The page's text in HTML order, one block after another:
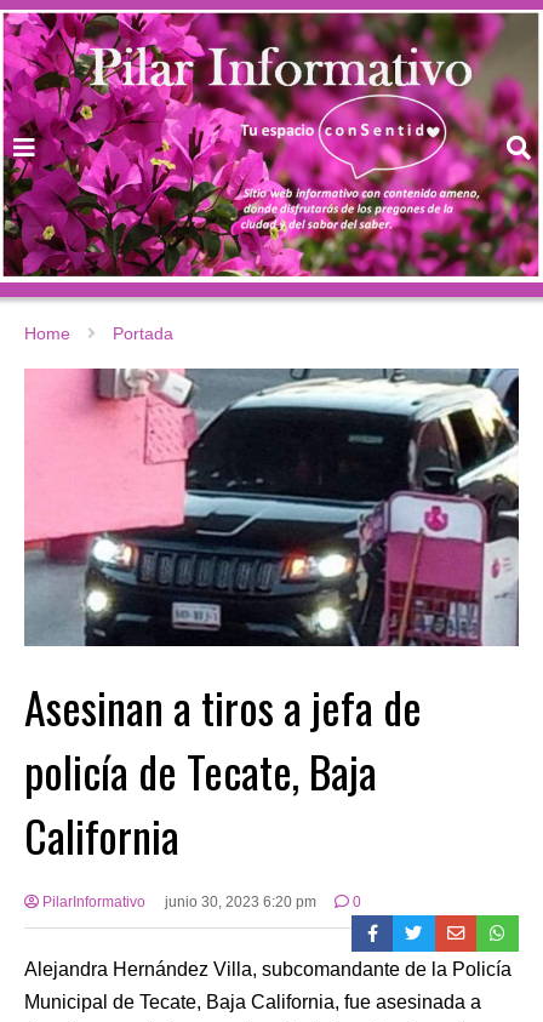
Home Portada
Asesinan a tiros a jefa de
policía de Tecate, Baja
California
PilarInformativo junio 30, 2023 6:20 pm 0
Alejandra Hernández Villa, subcomandante de la Policía
Municipal de Tecate, Baja California, fue asesinada a